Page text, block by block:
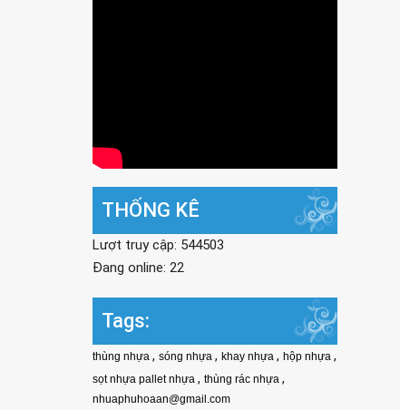
THỐNG KÊ
Lượt truy cập: 544503
Đang online: 22
Tags:
thùng nhựa , sóng nhựa , khay nhựa , hộp nhựa ,
sọt nhựa pallet nhựa , thùng rác nhựa ,
nhuaphuhoaan@gmail.com